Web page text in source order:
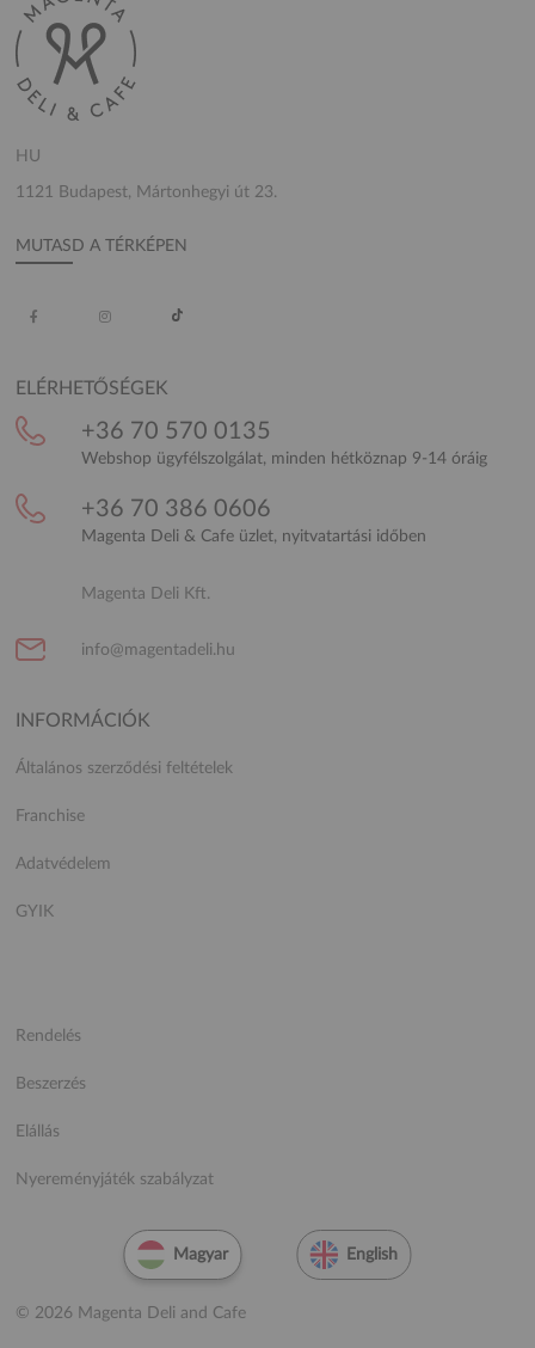
HU
1121 Budapest, Mártonhegyi út 23.
MUTASD A TÉRKÉPEN
ELÉRHETŐSÉGEK
+36 70 570 0135
Webshop ügyfélszolgálat, minden hétköznap 9-14 óráig
+36 70 386 0606
Magenta Deli & Cafe üzlet, nyitvatartási időben
Magenta Deli Kft.
info@magentadeli.hu
INFORMÁCIÓK
Általános szerződési feltételek
Franchise
Adatvédelem
GYIK
Rendelés
Beszerzés
Elállás
Nyereményjáték szabályzat
© 2026 Magenta Deli and Cafe
Magyar English